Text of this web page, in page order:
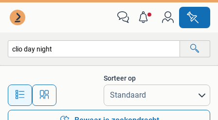
Alle afstanden…
Sorteer op